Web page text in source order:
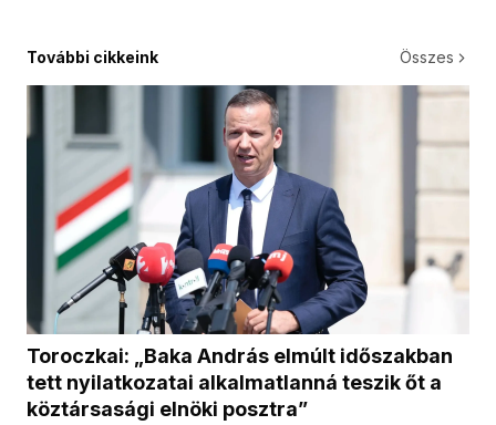
További cikkeink Összes
Toroczkai: „Baka András elmúlt időszakban
tett nyilatkozatai alkalmatlanná teszik őt a
köztársasági elnöki posztra”